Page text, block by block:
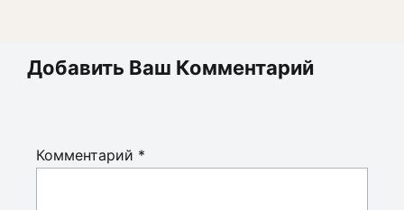
Добавить Ваш Комментарий
Комментарий *